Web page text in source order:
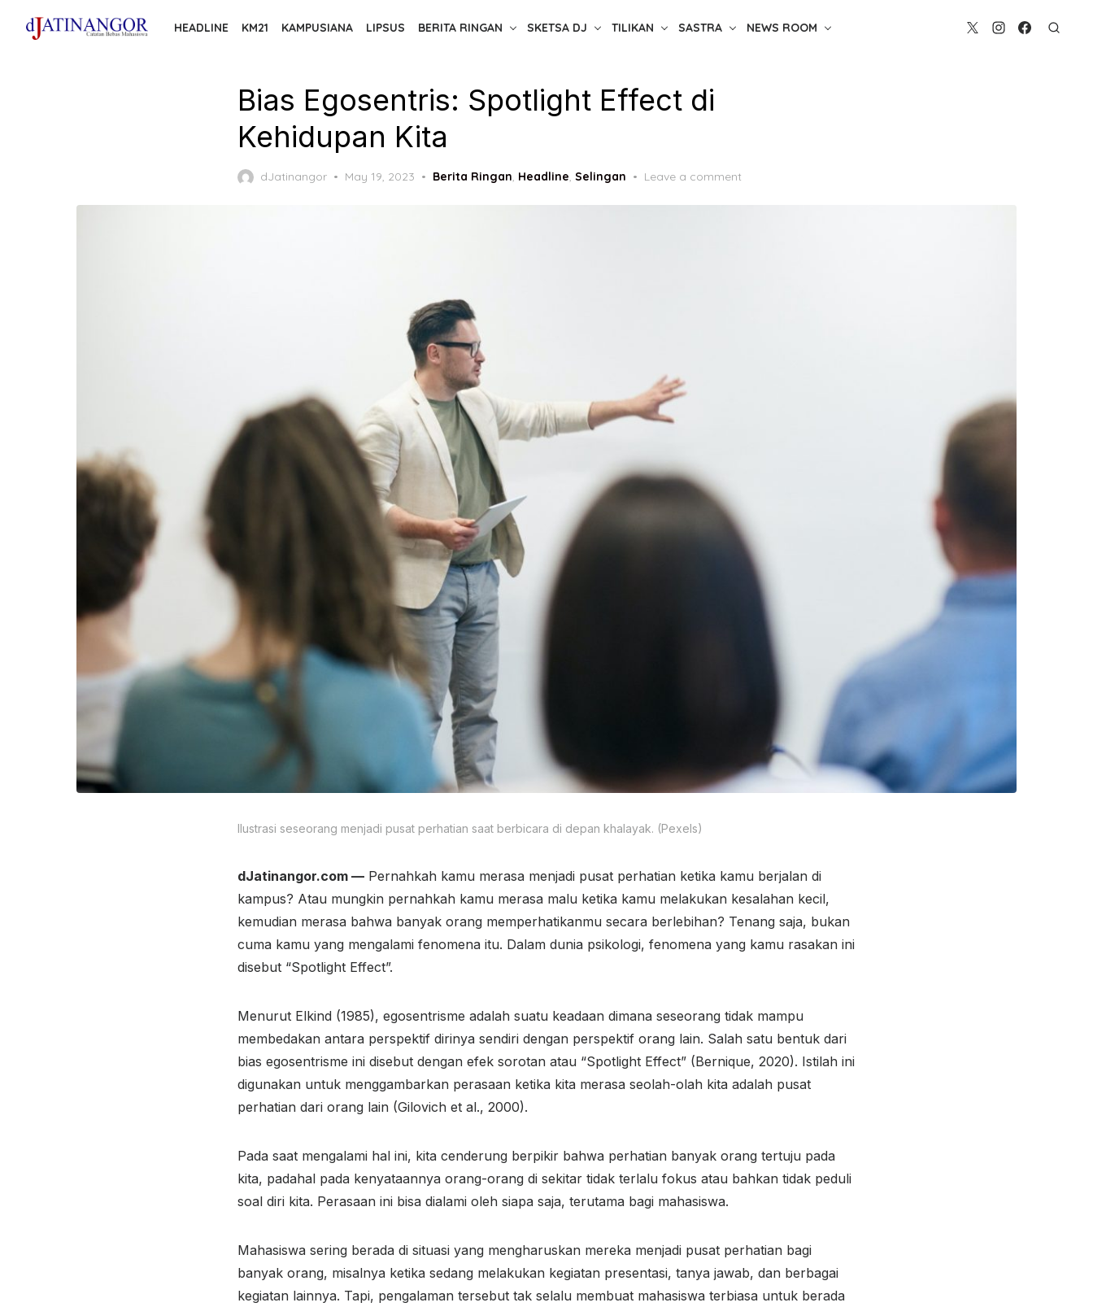
HEADLINE KM21 KAMPUSIANA LIPSUS BERITA RINGAN SKETSA DJ TILIKAN SASTRA NEWS ROOM
Bias Egosentris: Spotlight Effect di
Kehidupan Kita
dJatinangor
Posted
May 19, 2023 Berita Ringan, Headline, Selingan Leave a comment
Ilustrasi seseorang menjadi pusat perhatian saat berbicara di depan khalayak. (Pexels)
dJatinangor.com — Pernahkah kamu merasa menjadi pusat perhatian ketika kamu berjalan di
kampus? Atau mungkin pernahkah kamu merasa malu ketika kamu melakukan kesalahan kecil,
kemudian merasa bahwa banyak orang memperhatikanmu secara berlebihan? Tenang saja, bukan
cuma kamu yang mengalami fenomena itu. Dalam dunia psikologi, fenomena yang kamu rasakan ini
disebut “Spotlight Effect”.
Menurut Elkind (1985), egosentrisme adalah suatu keadaan dimana seseorang tidak mampu
membedakan antara perspektif dirinya sendiri dengan perspektif orang lain. Salah satu bentuk dari
bias egosentrisme ini disebut dengan efek sorotan atau “Spotlight Effect” (Bernique, 2020). Istilah ini
digunakan untuk menggambarkan perasaan ketika kita merasa seolah-olah kita adalah pusat
perhatian dari orang lain (Gilovich et al., 2000).
Pada saat mengalami hal ini, kita cenderung berpikir bahwa perhatian banyak orang tertuju pada
kita, padahal pada kenyataannya orang-orang di sekitar tidak terlalu fokus atau bahkan tidak peduli
soal diri kita. Perasaan ini bisa dialami oleh siapa saja, terutama bagi mahasiswa.
Mahasiswa sering berada di situasi yang mengharuskan mereka menjadi pusat perhatian bagi
banyak orang, misalnya ketika sedang melakukan kegiatan presentasi, tanya jawab, dan berbagai
kegiatan lainnya. Tapi, pengalaman tersebut tak selalu membuat mahasiswa terbiasa untuk berada